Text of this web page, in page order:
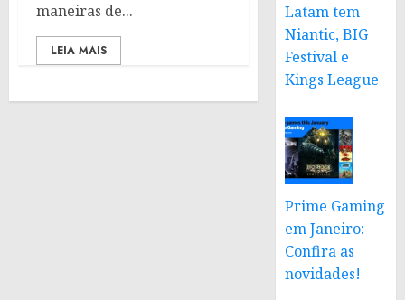
maneiras de...
LEIA MAIS
Latam tem
Niantic, BIG
Festival e
Kings League
Prime Gaming
em Janeiro:
Confira as
novidades!